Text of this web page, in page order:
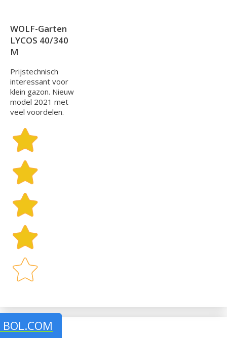
WOLF-Garten
LYCOS 40/340
M
Prijstechnisch
interessant voor
klein gazon. Nieuw
model 2021 met
veel voordelen.
BOL.COM